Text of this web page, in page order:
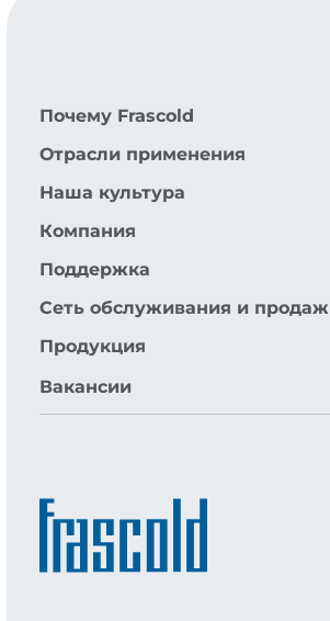
Почему Frascold
Отрасли применения
Наша культура
Компания
Поддержка
Сеть обслуживания и продаж
Продукция
Вакансии